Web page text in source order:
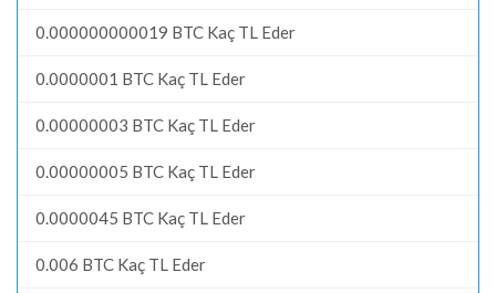
0.000000000019 BTC Kaç TL Eder
0.0000001 BTC Kaç TL Eder
0.00000003 BTC Kaç TL Eder
0.00000005 BTC Kaç TL Eder
0.0000045 BTC Kaç TL Eder
0.006 BTC Kaç TL Eder